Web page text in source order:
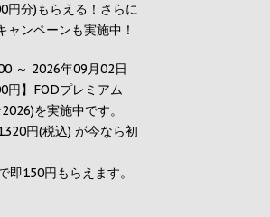
分)もらえる！さらに
ンペーンも実施中！
～ 2026年09月02日
円】FODプレミアム
を実施中です。
円(税込) が今なら初
即150円もらえます。